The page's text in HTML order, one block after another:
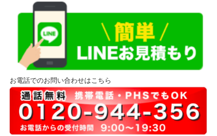
お電話でのお問い合わせはこちら